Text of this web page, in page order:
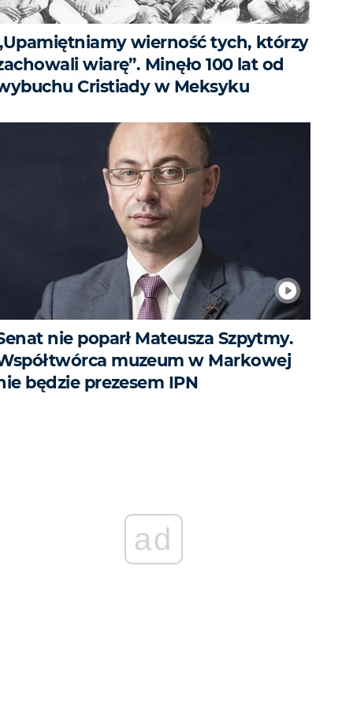
wierność tych, którzy
wiarę”. Minęło 100 lat od
Cristiady w Meksyku
nie poparł Mateusza Szpytmy.
muzeum w Markowej
będzie prezesem IPN
ad